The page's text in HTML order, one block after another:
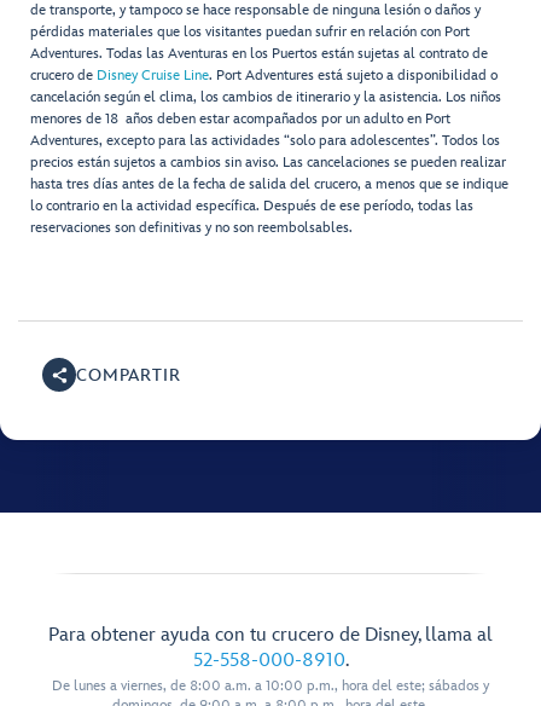
de transporte, y tampoco se hace responsable de ninguna lesión o daños y
pérdidas materiales que los visitantes puedan sufrir en relación con Port
Adventures. Todas las Aventuras en los Puertos están sujetas al contrato de
crucero de Disney Cruise Line. Port Adventures está sujeto a disponibilidad o
cancelación según el clima, los cambios de itinerario y la asistencia. Los niños
menores de 18 años deben estar acompañados por un adulto en Port
Adventures, excepto para las actividades “solo para adolescentes”. Todos los
precios están sujetos a cambios sin aviso. Las cancelaciones se pueden realizar
hasta tres días antes de la fecha de salida del crucero, a menos que se indique
lo contrario en la actividad específica. Después de ese período, todas las
reservaciones son definitivas y no son reembolsables.
COMPARTIR
Para obtener ayuda con tu crucero de Disney, llama al
52-558-000-8910.
De lunes a viernes, de 8:00 a.m. a 10:00 p.m., hora del este; sábados y